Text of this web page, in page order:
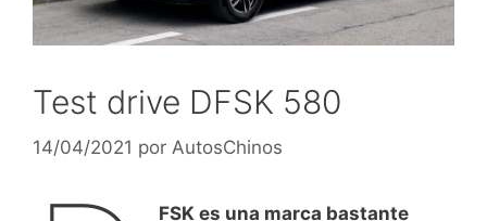
Test drive DFSK 580
14/04/2021 por AutosChinos
FSK es una marca bastante